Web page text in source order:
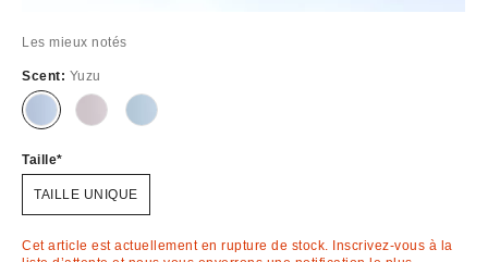
Les mieux notés
Scent: Yuzu
Épuisé Épuisé Épuisé
Taille
TAILLE UNIQUE
Cet article est actuellement en rupture de stock. Inscrivez-vous à la